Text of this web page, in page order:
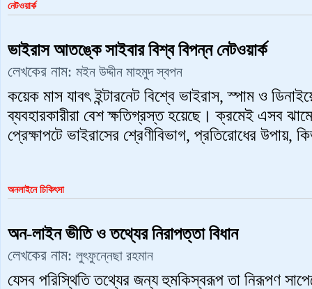
নেটওয়ার্ক
ভাইরাস আতঙ্কে সাইবার বিশ্ব বিপন্ন নেটওয়ার্ক
লেখকের নাম: মইন উদ্দীন মাহমুদ স্বপন
কয়েক মাস যাবৎ ইন্টারনেট বিশ্বে ভাইরাস, স্পাম ও
ব্যবহারকারীরা বেশ ক্ষতিগ্রস্ত হয়েছে। ক্রমেই এসব
প্রেক্ষাপটে ভাইরাসের শ্রেণীবিভাগ, প্রতিরোধের উপায়,
অনলাইনে চিকিৎসা
অন-লাইন ভীতি ও তথ্যের নিরাপত্তা বিধান
লেখকের নাম: লুৎফুন্নেছা রহমান
যেসব পরিস্থিতি তথ্যের জন্য হুমকিস্বরূপ তা নিরূপণ